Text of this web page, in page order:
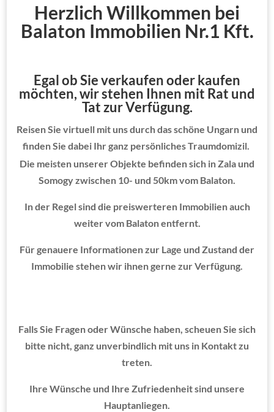
Herzlich Willkommen bei
Balaton Immobilien Nr.1 Kft.
Egal ob Sie verkaufen oder kaufen
möchten, wir stehen Ihnen mit Rat und
Tat zur Verfügung.
Reisen Sie virtuell mit uns durch das schöne Ungarn und
finden Sie dabei Ihr ganz persönliches Traumdomizil.
Die meisten unserer Objekte befinden sich in Zala und
Somogy zwischen 10- und 50km vom Balaton.
In der Regel sind die preiswerteren Immobilien auch
weiter vom Balaton entfernt.
Für genauere Informationen zur Lage und Zustand der
Immobilie stehen wir ihnen gerne zur Verfügung.
Falls Sie Fragen oder Wünsche haben, scheuen Sie sich
bitte nicht, ganz unverbindlich mit uns in Kontakt zu
treten.
Ihre Wünsche und Ihre Zufriedenheit sind unsere
Hauptanliegen.